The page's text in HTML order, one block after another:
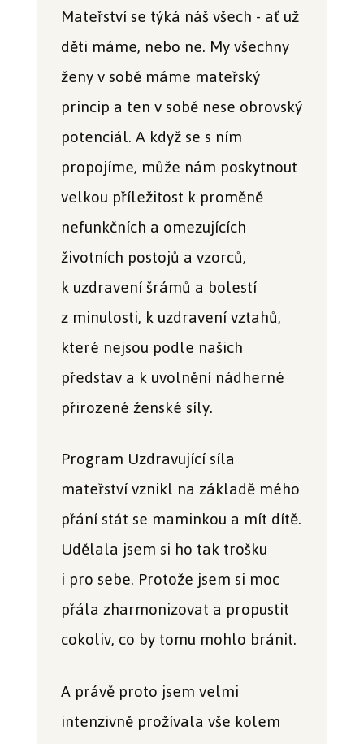
Mateřství se týká náš všech - ať už
děti máme, nebo ne. My všechny
ženy v sobě máme mateřský
princip a ten v sobě nese obrovský
potenciál. A když se s ním
propojíme, může nám poskytnout
velkou příležitost k proměně
nefunkčních a omezujících
životních postojů a vzorců,
k uzdravení šrámů a bolestí
z minulosti, k uzdravení vztahů,
které nejsou podle našich
představ a k uvolnění nádherné
přirozené ženské síly.
Program Uzdravující síla
mateřství vznikl na základě mého
přání stát se maminkou a mít dítě.
Udělala jsem si ho tak trošku
i pro sebe. Protože jsem si moc
přála zharmonizovat a propustit
cokoliv, co by tomu mohlo bránit.
A právě proto jsem velmi
intenzivně prožívala vše kolem